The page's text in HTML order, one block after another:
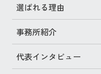
- 各種手続き
- 相続人調査と財産調査
- 海外にある資産の相続
選ばれる理由
事務所紹介
代表インタビュー